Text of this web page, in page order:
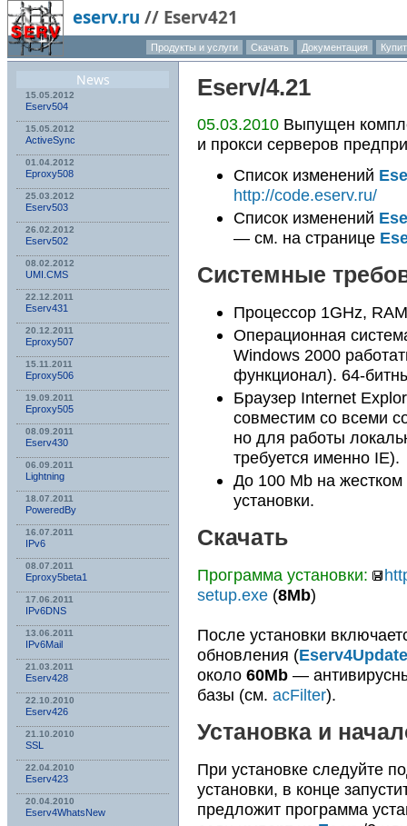
eserv.ru // Eserv421
Продукты и услуги Скачать Документация
News
15.05.2012
Eserv504
15.05.2012
ActiveSync
01.04.2012
Eproxy508
25.03.2012
Eserv503
26.02.2012
Eserv502
08.02.2012
UMI.CMS
22.12.2011
Eserv431
20.12.2011
Eproxy507
15.11.2011
Eproxy506
19.09.2011
Eproxy505
08.09.2011
Eserv430
06.09.2011
Lightning
18.07.2011
PoweredBy
16.07.2011
IPv6
08.07.2011
Eproxy5beta1
17.06.2011
IPv6DNS
13.06.2011
IPv6Mail
21.03.2011
Eserv428
22.10.2010
Eserv426
21.10.2010
SSL
22.04.2010
Eserv423
20.04.2010
Eserv4WhatsNew
Eserv/4.21
05.03.2010 Выпущен
и прокси серверов
Список изменений
http://code.eserv.ru/
Список изменений
— см. на странице
Системные
Процессор 1GHz,
Операционная
Windows 2000
функционал). 64-
Браузер Internet
совместим со всеми
но для работы
требуется именно IE).
До 100 Mb на
установки.
Скачать
Программа установки:
setup.exe (8Mb)
После установки
обновления (
около 60Mb —
базы (см. acFilter).
Установка и
При установке следуйте
установки, в конце
предложит программа